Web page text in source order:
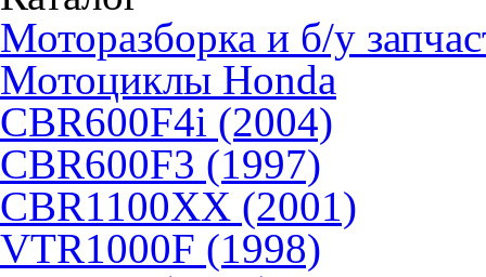
Моторазборка и б/у
Мотоциклы Honda
CBR600F4i (2004)
CBR600F3 (1997)
CBR1100XX (2001)
VTR1000F (1998)